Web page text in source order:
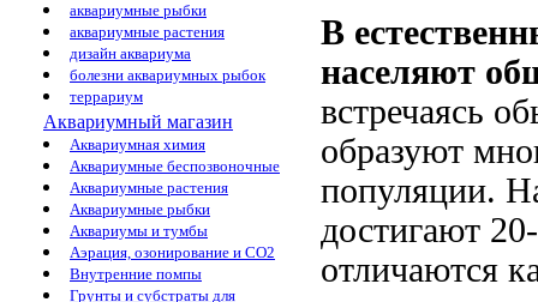
аквариумные рыбки
аквариумные растения
дизайн аквариума
болезни аквариумных рыбок
террариум
Аквариумный магазин
Аквариумная химия
Аквариумные беспозвоночные
Аквариумные растения
Аквариумные рыбки
Аквариумы и тумбы
Аэрация, озонирование и CO2
Внутренние помпы
Грунты и субстраты для
В
населяют
встречаясь
образуют
популяции.
достигают
отличаются